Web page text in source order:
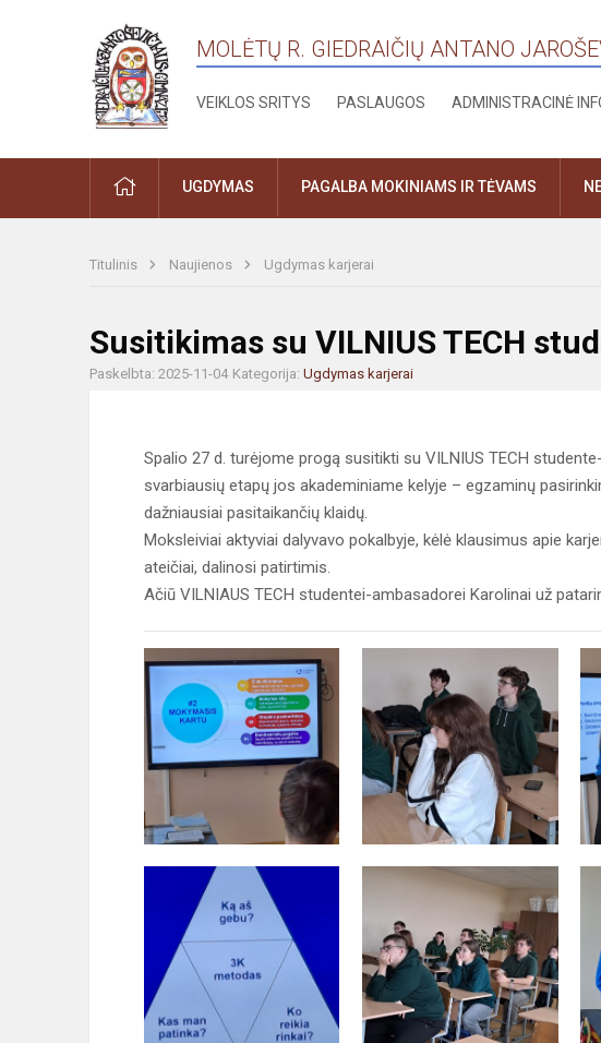
MOLĖTŲ R. GIEDRAIČIŲ ANTANO
VEIKLOS SRITYS PASLAUGOS ADMINISTRACINĖ
PRADŽIAUGDYMAS PAGALBA MOKINIAMS IR TĖVAMS
Titulinis Naujienos Ugdymas karjerai
Susitikimas su VILNIUS TECH
Paskelbta: 2025-11-04 Kategorija: Ugdymas karjerai
Spalio 27 d. turėjome progą susitikti su VILNIUS TECH
svarbiausių etapų jos akademiniame kelyje – egzaminų
dažniausiai pasitaikančių klaidų.
Moksleiviai aktyviai dalyvavo pokalbyje, kėlė klausimus apie
ateičiai, dalinosi patirtimis.
Ačiū VILNIAUS TECH studentei-ambasadorei Karolinai už